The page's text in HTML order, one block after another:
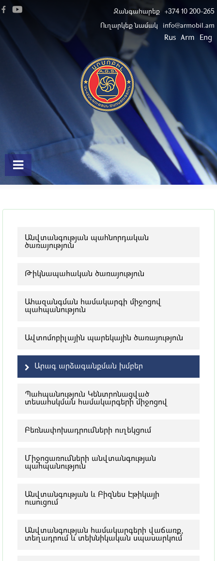
Զանգահարեք
+374 10 200-265
Ուղարկեք նամակ
info@armobil.am
Rus Arm Eng
Անվտանգության պահնորդական
ծառայություն
Թիկնապահական ծառայություն
Ահազանգման համակարգի միջոցով
պահպանություն
Ավտոմոբիլային պարեկային ծառայություն
Արագ արձագանքման խմբեր
Պահպանություն Կենտրոնացված
տեսահսկման համակարգերի միջոցով
Բեռնափոխադրումների ուղեկցում
Միջոցառումների անվտանգության
պահպանություն
Անվտանգության և Բիզնես Էթիկայի
ուսուցում
Անվտանգության համակարգերի վաճառք,
տեղադրում և տեխնիկական սպասարկում